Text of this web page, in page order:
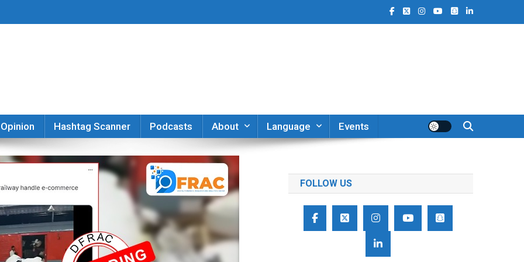
Opinion Hashtag Scanner Podcasts About Language Events
FOLLOW US